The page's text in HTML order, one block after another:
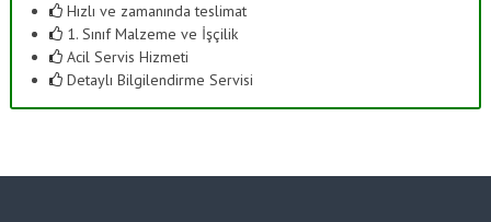
Hızlı ve zamanında teslimat
1. Sınıf Malzeme ve İşçilik
Acil Servis Hizmeti
Detaylı Bilgilendirme Servisi